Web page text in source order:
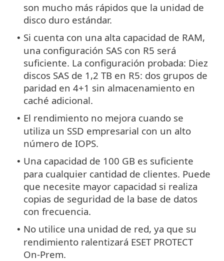
son mucho más rápidos que la unidad de
disco duro estándar.
• Si cuenta con una alta capacidad de RAM,
una configuración SAS con R5 será
suficiente. La configuración probada: Diez
discos SAS de 1,2 TB en R5: dos grupos de
paridad en 4+1 sin almacenamiento en
caché adicional.
• El rendimiento no mejora cuando se
utiliza un SSD empresarial con un alto
número de IOPS.
• Una capacidad de 100 GB es suficiente
para cualquier cantidad de clientes. Puede
que necesite mayor capacidad si realiza
copias de seguridad de la base de datos
con frecuencia.
• No utilice una unidad de red, ya que su
rendimiento ralentizará ESET PROTECT
On-Prem.